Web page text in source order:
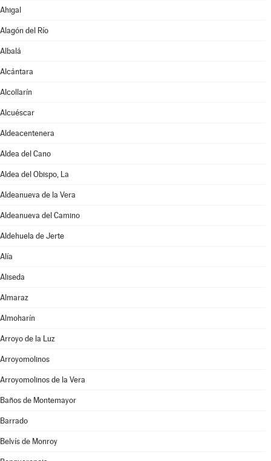
Ahigal
Alagón del Río
Albalá
Alcántara
Alcollarín
Alcuéscar
Aldeacentenera
Aldea del Cano
Aldea del Obispo, La
Aldeanueva de la Vera
Aldeanueva del Camino
Aldehuela de Jerte
Alía
Aliseda
Almaraz
Almoharín
Arroyo de la Luz
Arroyomolinos
Arroyomolinos de la Vera
Baños de Montemayor
Barrado
Belvís de Monroy